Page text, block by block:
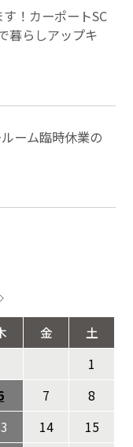
す！カーポートSC
暮らしアップキ
ーム臨時休業の
金
土
1
7
8
14
15